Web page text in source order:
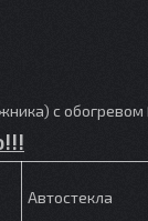
с обогревом
Автостекла